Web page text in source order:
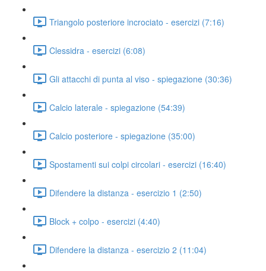
Triangolo posteriore incrociato - esercizi (7:16)
Clessidra - esercizi (6:08)
Gli attacchi di punta al viso - spiegazione (30:36)
Calcio laterale - spiegazione (54:39)
Calcio posteriore - spiegazione (35:00)
Spostamenti sui colpi circolari - esercizi (16:40)
Difendere la distanza - esercizio 1 (2:50)
Block + colpo - esercizi (4:40)
Difendere la distanza - esercizio 2 (11:04)